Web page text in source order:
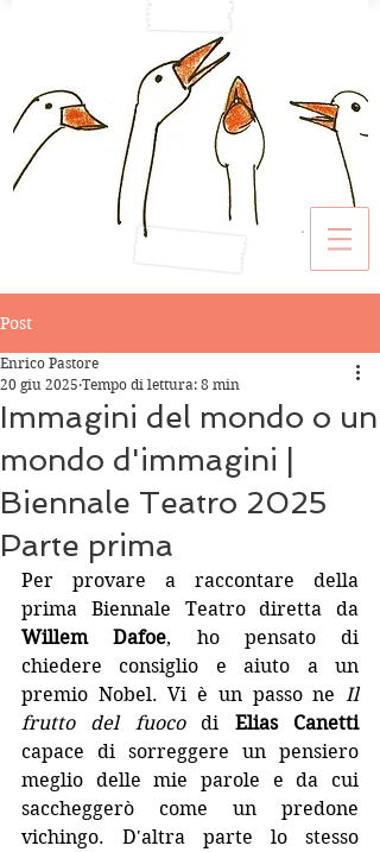
Post
Immagini del mondo o un
mondo d'immagini |
Biennale Teatro 2025
Parte prima
Enrico Pastore
20 giu 2025 Tempo di lettura: 8 min
Per provare a raccontare della
Willem Dafoe, ho pensato di
chiedere consiglio e aiuto a un
premio Nobel. Vi è un passo ne Il
frutto del fuoco di Elias Canetti
capace di sorreggere un pensiero
meglio delle mie parole e da cui
saccheggerò come un predone
vichingo. D'altra parte lo stesso